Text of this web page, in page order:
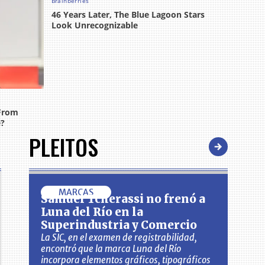
PLEITOS
MARCAS
Samuel Tcherassi no frenó a
Luna del Río en la
Superindustria y Comercio
La SIC, en el examen de registrabilidad,
encontró que la marca Luna del Río
incorpora elementos gráficos, tipográficos